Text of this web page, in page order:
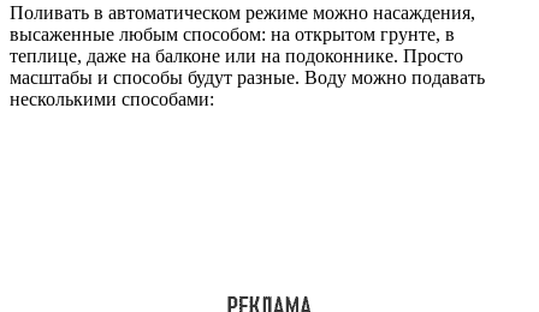
Поливать в автоматическом режиме можно насаждения,
высаженные любым способом: на открытом грунте, в
теплице, даже на балконе или на подоконнике. Просто
масштабы и способы будут разные. Воду можно подавать
несколькими способами: